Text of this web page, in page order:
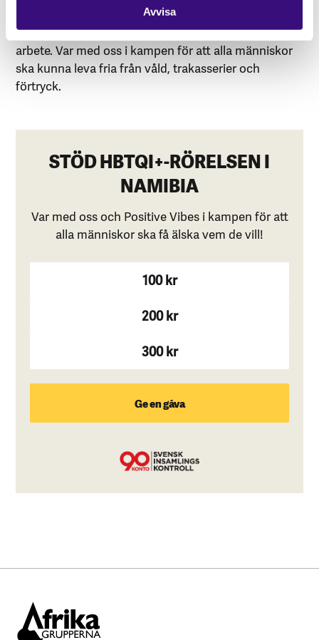
Avvisa
dramatiska nedskärningarna av USAID, har deras
partner påverkats – vilket försvårar deras livsviktiga
arbete. Var med oss i kampen för att alla människor
ska kunna leva fria från våld, trakasserier och
förtryck.
STÖD HBTQI+-RÖRELSEN I
NAMIBIA
Var med oss och Positive Vibes i kampen för att
alla människor ska få älska vem de vill!
100 kr
200 kr
300 kr
Ge en gåva